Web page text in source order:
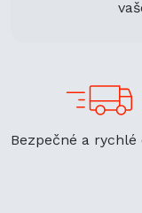
Bezpečné a rychlé